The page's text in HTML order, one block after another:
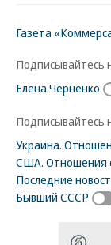
Газета
Подписывайтесь
Елена Черненко
Подписывайтесь
Украина.
США. Отношения
Последние
Бывший СССР